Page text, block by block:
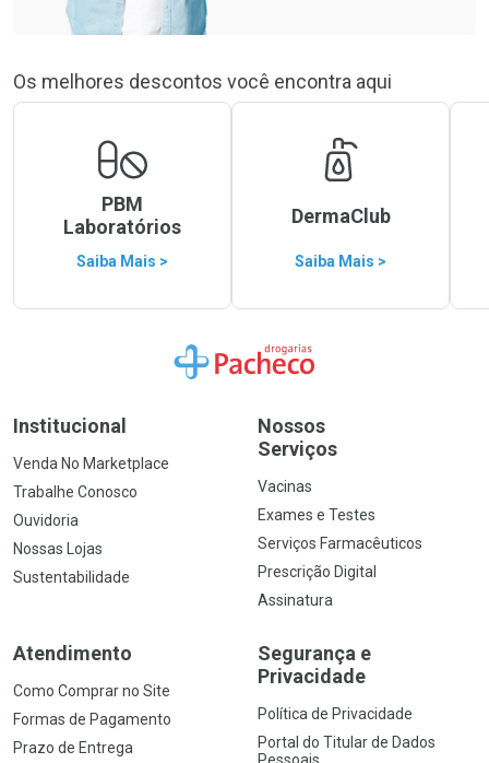
Os melhores descontos você encontra aqui
PBM
Laboratórios
Saiba Mais >
DermaClub
Saiba Mais >
Ir para a Home
Institucional
Venda No Marketplace
Trabalhe Conosco
Ouvidoria
Nossas Lojas
Sustentabilidade
Nossos
Serviços
Vacinas
Exames e Testes
Serviços Farmacêuticos
Prescrição Digital
Assinatura
Atendimento
Como Comprar no Site
Formas de Pagamento
Prazo de Entrega
Segurança e
Privacidade
Política de Privacidade
Portal do Titular de Dados
Pessoais